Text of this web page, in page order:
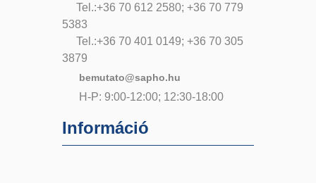
Tel.:+36 70 612 2580; +36 70 779
5383
Tel.:+36 70 401 0149; +36 70 305
3879
bemutato@sapho.hu
H-P: 9:00-12:00; 12:30-18:00
Információ